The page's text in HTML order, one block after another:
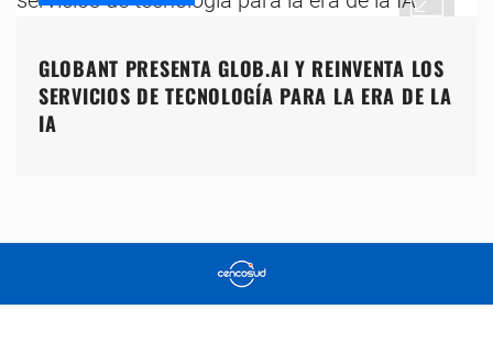
GLOBANT PRESENTA GLOB.AI Y REINVENTA LOS
SERVICIOS DE TECNOLOGÍA PARA LA ERA DE LA
IA